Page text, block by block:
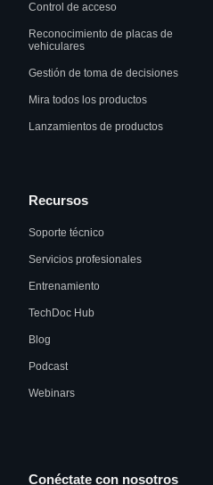
Control de acceso
Reconocimiento de placas de
vehiculares
Gestión de toma de decisiones
Mira todos los productos
Lanzamientos de productos
Recursos
Soporte técnico
Servicios profesionales
Entrenamiento
TechDoc Hub
Blog
Podcast
Webinars
Conéctate con nosotros